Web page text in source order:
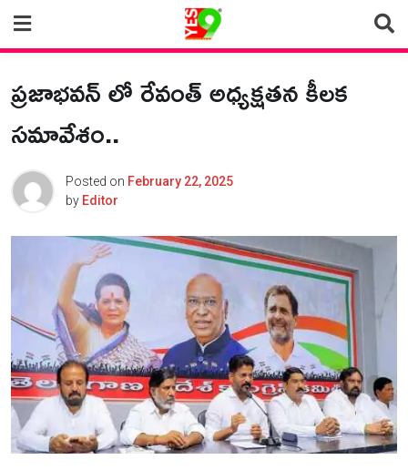
content
ప్రజాభవన్ లో రేవంత్ అధ్యక్షతన కీలక
సమావేశం..
Posted on February 22, 2025
by Editor